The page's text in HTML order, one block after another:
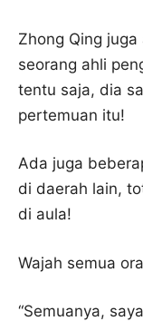
Zhong Qing
seorang ahli
tentu saja, dia
pertemuan itu!
Ada juga
di daerah lain,
di aula!
Wajah semua
“Semuanya,